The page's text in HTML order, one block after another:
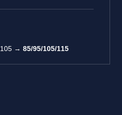
105 → 85/95/105/115